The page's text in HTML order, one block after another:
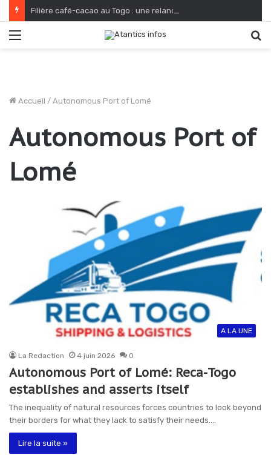
Accueil / Autonomous Port of Lomé
Autonomous Port of
Lomé
A LA UNE
La Redaction 4 juin 2026 0
Autonomous Port of Lomé: Reca-Togo
establishes and asserts itself
The inequality of natural resources forces countries to look beyond
their borders for what they lack to satisfy their needs.…
Lire la suite »